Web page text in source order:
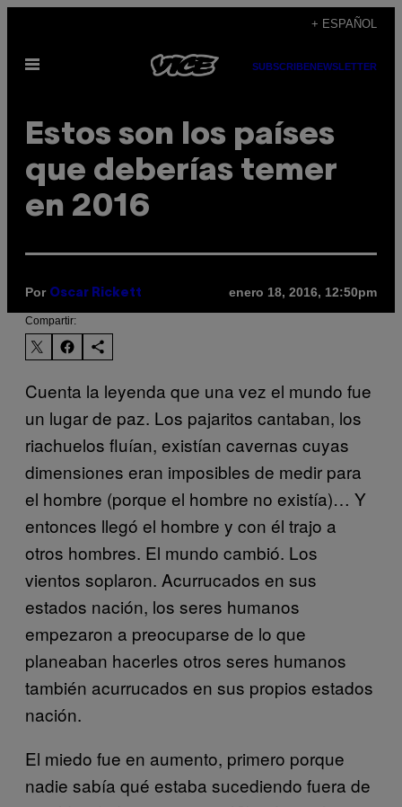
contenido
+ ESPAÑOL
Abrir
SUBSCRIBENEWSLETTER
Estos son los países
que deberías temer
en 2016
Por Oscar Rickett enero 18, 2016, 12:50pm
Compartir:
Cuenta la leyenda que una vez el mundo fue
un lugar de paz. Los pajaritos cantaban, los
riachuelos fluían, existían cavernas cuyas
dimensiones eran imposibles de medir para
el hombre (porque el hombre no existía)… Y
entonces llegó el hombre y con él trajo a
otros hombres. El mundo cambió. Los
vientos soplaron. Acurrucados en sus
estados nación, los seres humanos
empezaron a preocuparse de lo que
planeaban hacerles otros seres humanos
también acurrucados en sus propios estados
nación.
El miedo fue en aumento, primero porque
nadie sabía qué estaba sucediendo fuera de